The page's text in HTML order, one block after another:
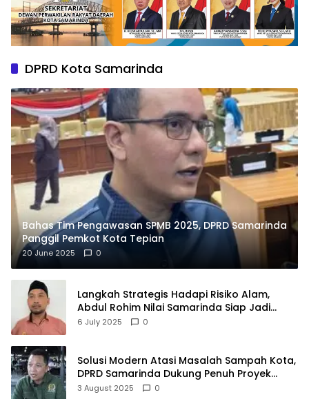
DPRD Kota Samarinda
Bahas Tim Pengawasan SPMB 2025, DPRD Samarinda
Panggil Pemkot Kota Tepian
20 June 2025 0
Langkah Strategis Hadapi Risiko Alam,
Abdul Rohim Nilai Samarinda Siap Jadi
Pusat Logistik Bencana Kalimantan
6 July 2025 0
Solusi Modern Atasi Masalah Sampah Kota,
DPRD Samarinda Dukung Penuh Proyek
PLTSA
3 August 2025 0